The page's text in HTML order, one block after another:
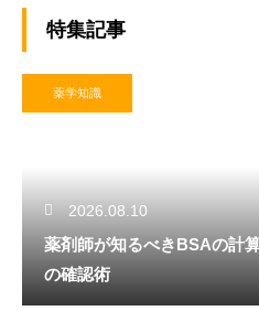
特集記事
薬学知識
2026.08.10
薬剤師が知るべきBSAの計
の確認術